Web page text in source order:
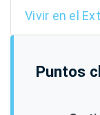
Vivir en el
Puntos